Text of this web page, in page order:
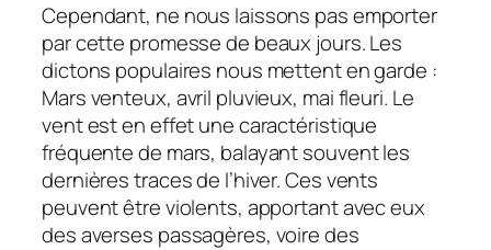
Cependant, ne nous laissons pas emporter
par cette promesse de beaux jours. Les
dictons populaires nous mettent en garde :
Mars venteux, avril pluvieux, mai fleuri. Le
vent est en effet une caractéristique
fréquente de mars, balayant souvent les
dernières traces de l’hiver. Ces vents
peuvent être violents, apportant avec eux
des averses passagères, voire des